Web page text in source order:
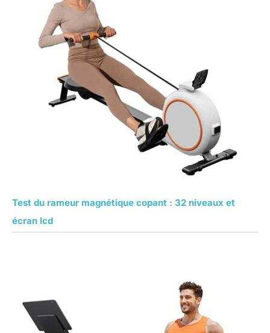
Test du rameur magnétique copant : 32 niveaux et
écran lcd